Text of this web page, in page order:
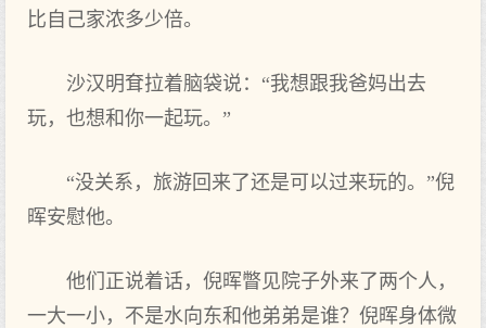
比自己家浓多少倍。
沙汉明耷拉着脑袋说：“我想跟我爸妈出去
玩，也想和你一起玩。”
“没关系，旅游回来了还是可以过来玩的。”倪
晖安慰他。
他们正说着话，倪晖瞥见院子外来了两个人，
一大一小，不是水向东和他弟弟是谁？倪晖身体微